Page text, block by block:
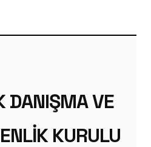
DANIŞMA VE
KURULU